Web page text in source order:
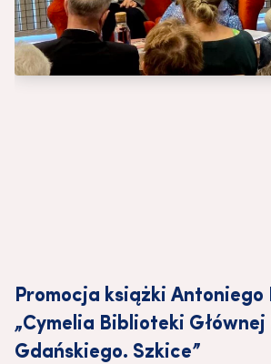
Promocja książki Antoniego
„Cymelia Biblioteki
Gdańskiego. Szkice”